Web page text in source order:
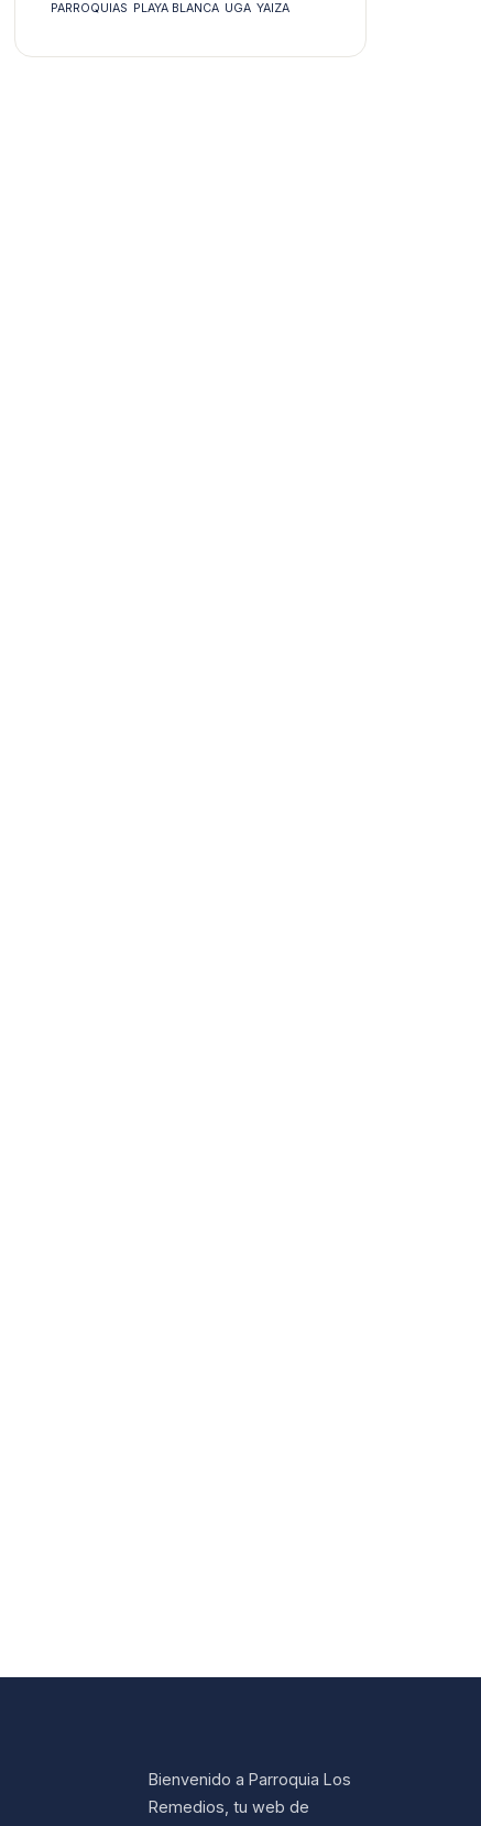
PARROQUIAS PLAYA BLANCA UGA YAIZA
Bienvenido a Parroquia Los
Remedios, tu web de